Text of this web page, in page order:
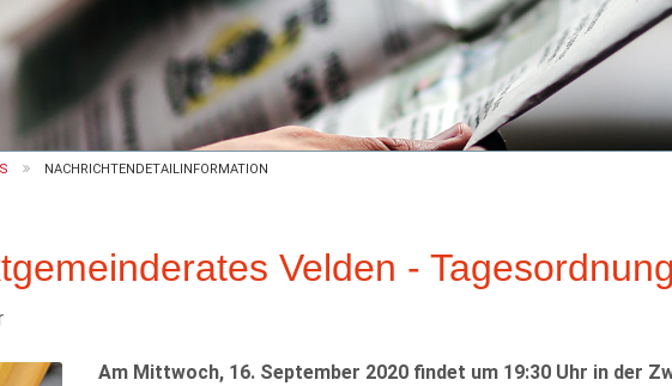
NACHRICHTENDETAILINFORMATION
Velden -
Am Mittwoch, 16. September 2020 findet um 19:30 Uhr in der